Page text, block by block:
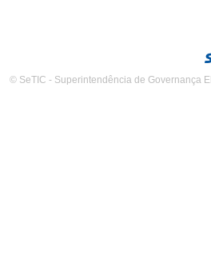
© SeTIC - Superintendência de Governança